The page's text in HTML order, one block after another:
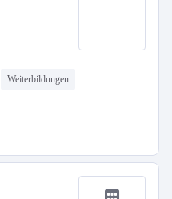
Weiterbildungen